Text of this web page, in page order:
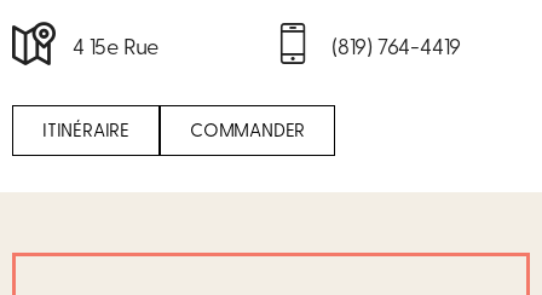
4 15e Rue (819) 764-4419
ITINÉRAIRE COMMANDER